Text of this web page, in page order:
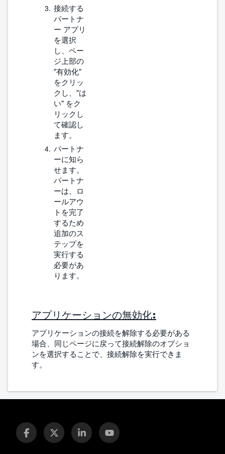
接続する
パートナ
ー アプリ
を選択
し、ペー
ジ上部の
"有効化"
をクリッ
クし、"は
い" をク
リックし
て確認し
ます。
パートナ
ーに知ら
せます。
パートナ
ーは、ロ
ールアウ
トを完了
するため
追加のス
テップを
実行する
必要があ
ります。
アプリケーションの無効化:
アプリケーションの接続を解除する必要がある
場合、同じページに戻って接続解除のオプショ
ンを選択することで、接続解除を実行できま
す。